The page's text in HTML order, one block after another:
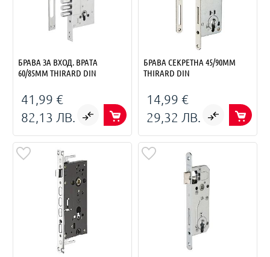
БРАВА ЗА ВХОД. ВРАТА
60/85ММ THIRARD DIN
41,99 €
82,13 ЛВ.
БРАВА СЕКРЕТНА 45/90ММ
THIRARD DIN
14,99 €
29,32 ЛВ.